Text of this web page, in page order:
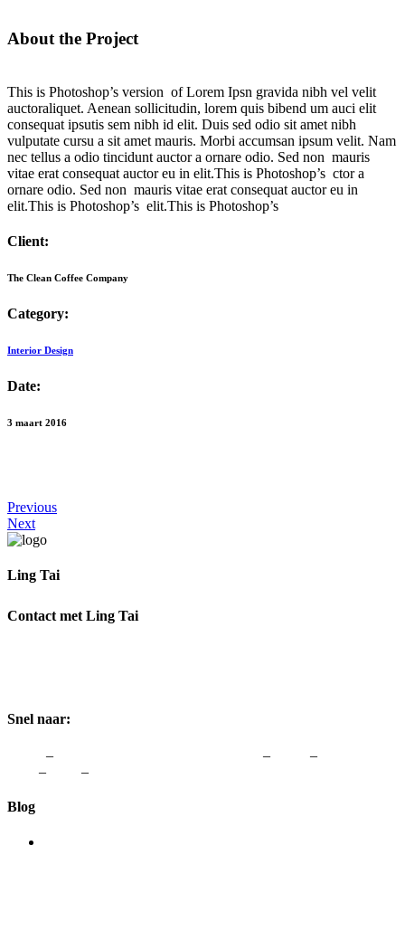
About the Project
This is Photoshop’s version of Lorem Ipsn gravida nibh vel velit
auctoraliquet. Aenean sollicitudin, lorem quis bibend um auci elit
consequat ipsutis sem nibh id elit. Duis sed odio sit amet nibh
vulputate cursu a sit amet mauris. Morbi accumsan ipsum velit. Nam
nec tellus a odio tincidunt auctor a ornare odio. Sed non mauris
vitae erat consequat auctor eu in elit.This is Photoshop’s ctor a
ornare odio. Sed non mauris vitae erat consequat auctor eu in
elit.This is Photoshop’s elit.This is Photoshop’s
Client:
The Clean Coffee Company
Category:
Interior Design
Date:
3 maart 2016
Previous
Next
Ling Tai
Contact met Ling Tai
Snel naar:
– – –
– –
Blog